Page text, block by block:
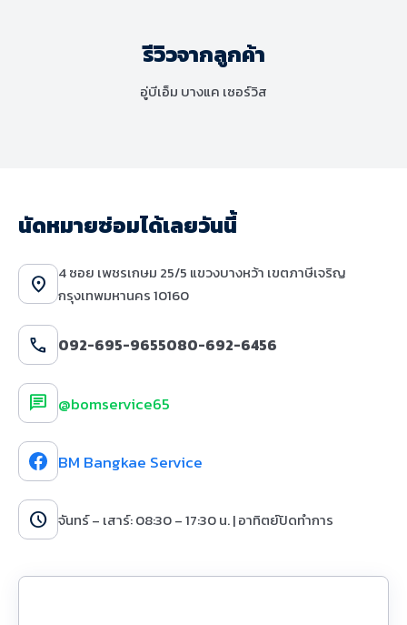
ช่วงล่างมีเสียงดังและเสื่อมสภาพ
รีวิวจากลูกค้า
อู่บีเอ็ม บางแค เซอร์วิส
นัดหมายซ่อมได้เลยวันนี้
location_on
4 ซอย เพชรเกษม 25/5 แขวงบางหว้า เขตภาษีเจริญ
กรุงเทพมหานคร 10160
call 092-695-9655080-692-6456
chat @bomservice65
BM Bangkae Service
schedule จันทร์ – เสาร์: 08:30 – 17:30 น. | อาทิตย์ปิดทำการ